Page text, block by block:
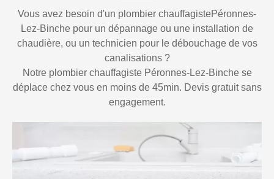
Vous avez besoin d'un plombier chauffagistePéronnes-
Lez-Binche pour un dépannage ou une installation de
chaudière, ou un technicien pour le débouchage de vos
canalisations ?
Notre plombier chauffagiste Péronnes-Lez-Binche se
déplace chez vous en moins de 45min. Devis gratuit sans
engagement.